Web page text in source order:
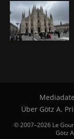
Über Götz A.
© 2007–2026 Le
Götz